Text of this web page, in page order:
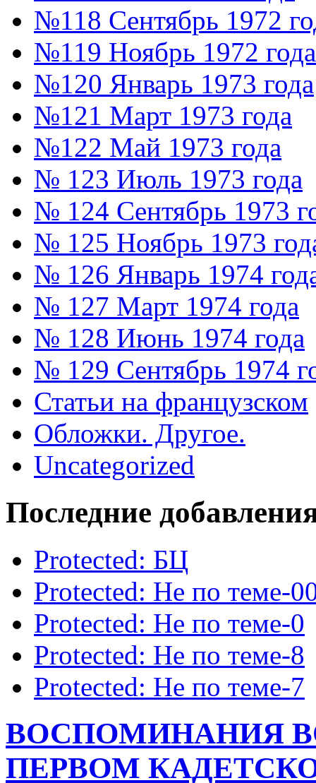
№118 Сентябрь 1972
№119 Ноябрь 1972 года
№120 Январь 1973 года
№121 Март 1973 года
№122 Май 1973 года
№ 123 Июль 1973 года
№ 124 Сентябрь 1973
№ 125 Ноябрь 1973
№ 126 Январь 1974
№ 127 Март 1974 года
№ 128 Июнь 1974 года
№ 129 Сентябрь 1974
Статьи на французском
Обложки. Другое.
Uncategorized
Последние
Protected: БЦ
Protected: Не по теме-
Protected: Не по теме-0
Protected: Не по теме-8
Protected: Не по теме-7
ВОСПОМИНАНИЯ
ПЕРВОМ